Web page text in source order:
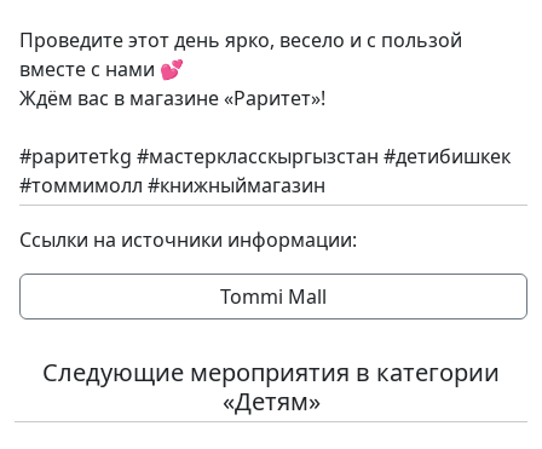
Проведите этот день ярко, весело и с пользой
вместе с нами 💕⁣⁣⠀⁣⁣⠀
Ждём вас в магазине «Раритет»!⁣⁣⠀⁣⁣⠀
#раритетkg #мастеркласскыргызстан #детибишкек
#томмимолл #книжныймагазин
Ссылки на источники информации:
Tommi Mall
Следующие мероприятия в категории
«Детям»